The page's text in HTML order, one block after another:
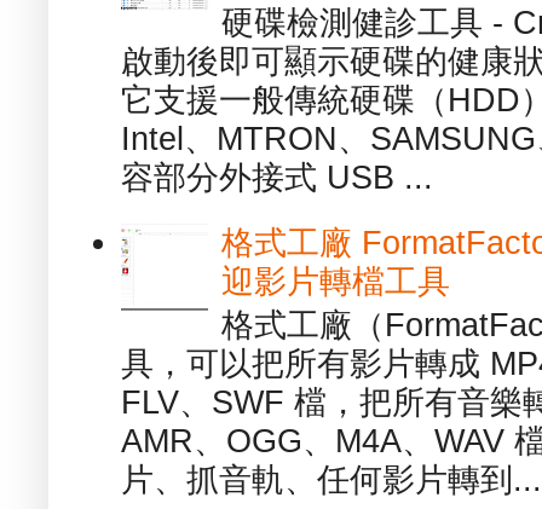
硬碟檢測健診工具 -
啟動後即可顯示硬碟的健康
它支援一般傳統硬碟（HDD
Intel、MTRON、
容部分外接式 USB ...
格式工廠
迎影片轉檔工具
格式工廠（
具，可以把所有影片轉成
FLV、SWF 檔，把所有音樂
AMR、OGG、M4A、WAV
片、抓音軌、任何影片轉到...